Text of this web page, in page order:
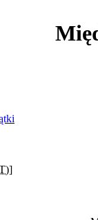
]